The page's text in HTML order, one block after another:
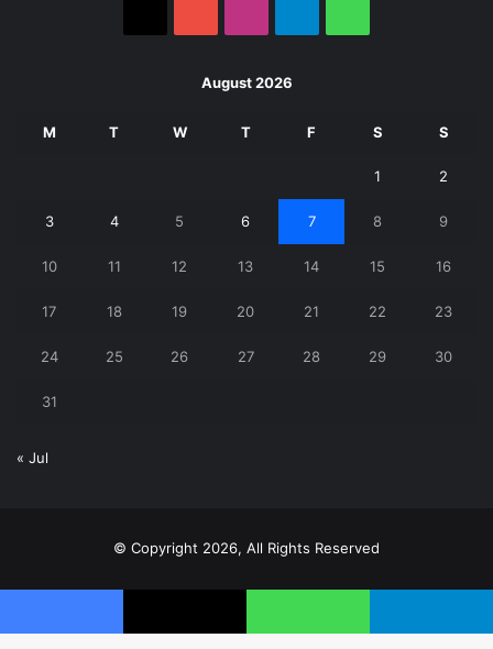
August 2026
M T W T F S S
1 2
3 4 5 6 7 8 9
10 11 12 13 14 15 16
17 18 19 20 21 22 23
24 25 26 27 28 29 30
31
« Jul
© Copyright 2026, All Rights Reserved
Facebook X WhatsApp Telegram